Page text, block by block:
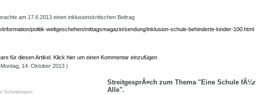
am 17.6.2013 einen inklusionskritischen Beitrag
information/politik-weltgeschehen/mittagsmagazin/sendung/inklusion-schule-behinderte-kinder-100.html
für diesen Artikel. Klick hier um einen Kommentar einzufügen
14. Oktober 2013 )
Schinkmann
StreitgesprÃ¤ch zum Thema "Eine Schule fÃ¼r
Alle".